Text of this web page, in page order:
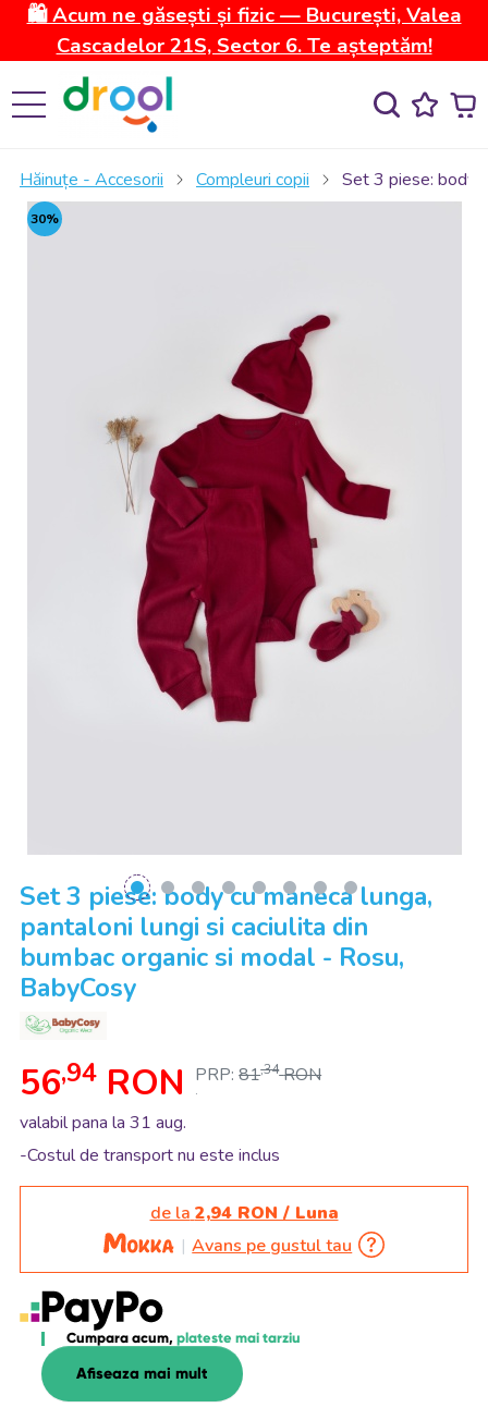
🛍️ Acum ne găsești și fizic — București, Valea
Cascadelor 21S, Sector 6. Te așteptăm!
Hăinuțe - Accesorii Compleuri copii Set 3 piese: body
30%
Set 3 piese: body cu maneca lunga,
pantaloni lungi si caciulita din
bumbac organic si modal - Rosu,
BabyCosy
56,94 RON PRP: 81,34 RON
.
valabil pana la 31 aug.
-Costul de transport nu este inclus
de la 2,94 RON / Luna
Avans pe gustul tau
Cumpara acum, plateste mai tarziu
Afiseaza mai mult